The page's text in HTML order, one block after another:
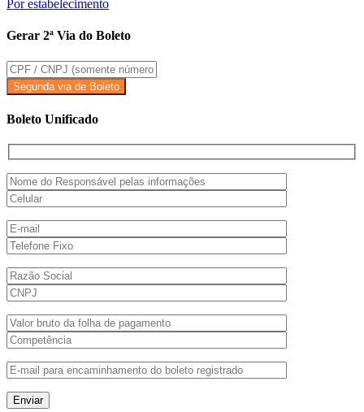
Por estabelecimento
Gerar 2ª Via do Boleto
Boleto Unificado